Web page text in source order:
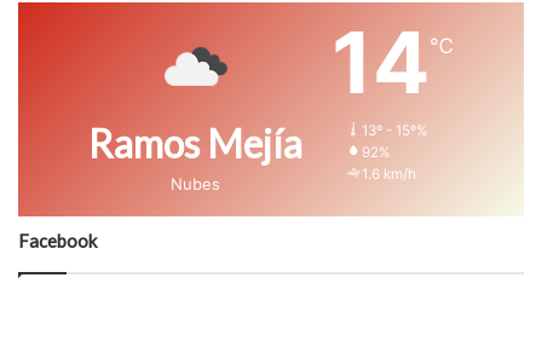
Ramos Mejía
Nubes
14℃
13º - 15º%
92%
1.6 km/h
Facebook